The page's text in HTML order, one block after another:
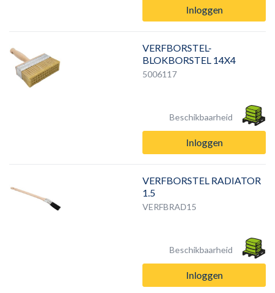
Inloggen
VERFBORSTEL-
BLOKBORSTEL 14X4
5006117
Beschikbaarheid
Inloggen
VERFBORSTEL RADIATOR
1.5
VERFBRAD15
Beschikbaarheid
Inloggen